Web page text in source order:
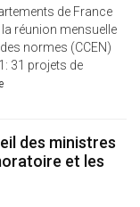
de France
réunion mensuelle
normes (CCEN)
31 projets de
des ministres
et les